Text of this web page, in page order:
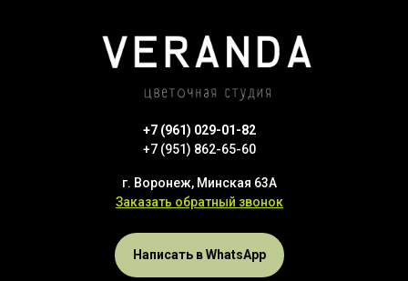
+7 (961) 029-01-82
+7 (951) 862-65-60
г. Воронеж, Минская 63А
Заказать обратный звонок
Написать в WhatsApp